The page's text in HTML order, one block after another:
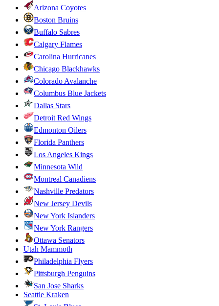
Arizona Coyotes
Boston Bruins
Buffalo Sabres
Calgary Flames
Carolina Hurricanes
Chicago Blackhawks
Colorado Avalanche
Columbus Blue Jackets
Dallas Stars
Detroit Red Wings
Edmonton Oilers
Florida Panthers
Los Angeles Kings
Minnesota Wild
Montreal Canadiens
Nashville Predators
New Jersey Devils
New York Islanders
New York Rangers
Ottawa Senators
Utah Mammoth
Philadelphia Flyers
Pittsburgh Penguins
San Jose Sharks
Seattle Kraken